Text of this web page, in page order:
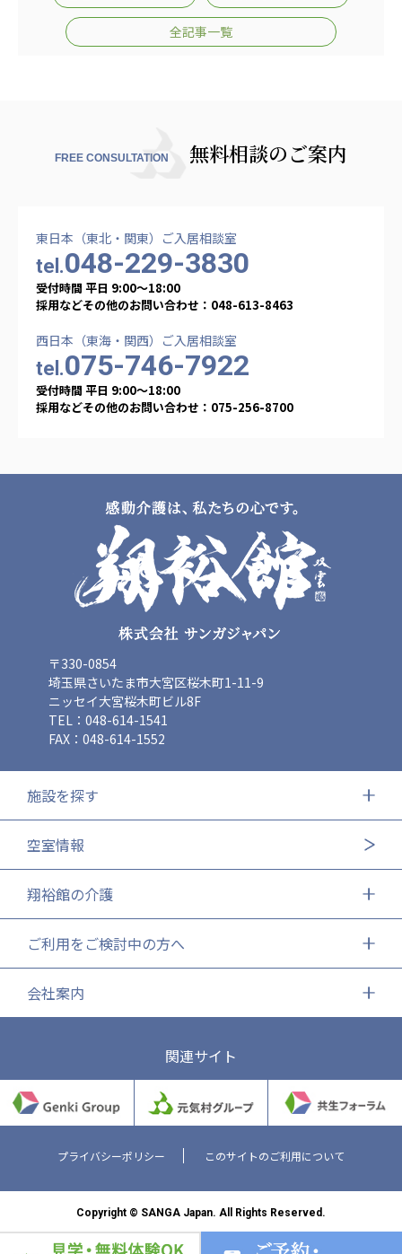
全記事一覧
FREE CONSULTATION 無料相談のご案内
東日本（東北・関東）ご入居相談室
tel.048-229-3830
受付時間 平日 9:00〜18:00
採用などその他のお問い合わせ：048-613-8463
西日本（東海・関西）ご入居相談室
tel.075-746-7922
受付時間 平日 9:00〜18:00
採用などその他のお問い合わせ：075-256-8700
〒330-0854
埼玉県さいたま市大宮区桜木町1-11-9
ニッセイ大宮桜木町ビル8F
TEL：048-614-1541
FAX：048-614-1552
施設を探す
空室情報
翔裕館の介護
ご利用をご検討中の方へ
会社案内
関連サイト
プライバシーポリシー このサイトのご利用について
Copyright © SANGA Japan. All Rights Reserved.